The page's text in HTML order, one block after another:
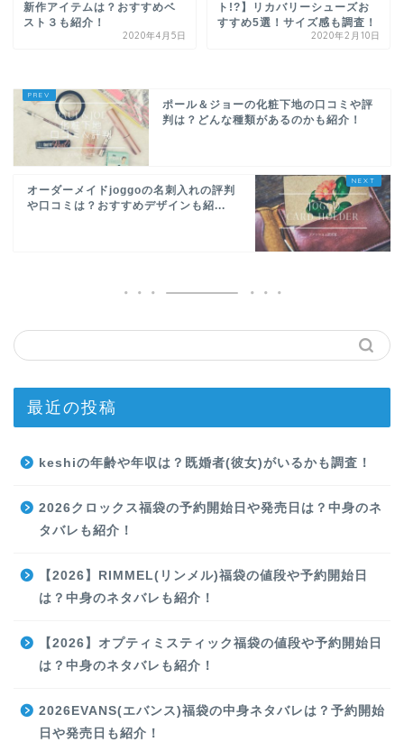
新作アイテムは？おすすめベ
スト３も紹介！
2020年4月5日
ト!?】リカバリーシューズお
すすめ5選！サイズ感も調査！
2020年2月10日
ポール＆ジョーの化粧下地の口コミや評
判は？どんな種類があるのかも紹介！
オーダーメイドjoggoの名刺入れの評判
や口コミは？おすすめデザインも紹...
最近の投稿
keshiの年齢や年収は？既婚者(彼女)がいるかも調査！
2026クロックス福袋の予約開始日や発売日は？中身のネ
タバレも紹介！
【2026】RIMMEL(リンメル)福袋の値段や予約開始日
は？中身のネタバレも紹介！
【2026】オプティミスティック福袋の値段や予約開始日
は？中身のネタバレも紹介！
2026EVANS(エバンス)福袋の中身ネタバレは？予約開始
日や発売日も紹介！